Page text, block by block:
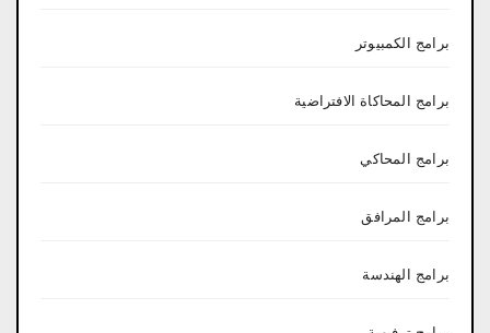
برامج الكمبيوتر
برامج المحاكاة الافتراضية
برامج المحاكي
برامج المرافق
برامج الهندسة